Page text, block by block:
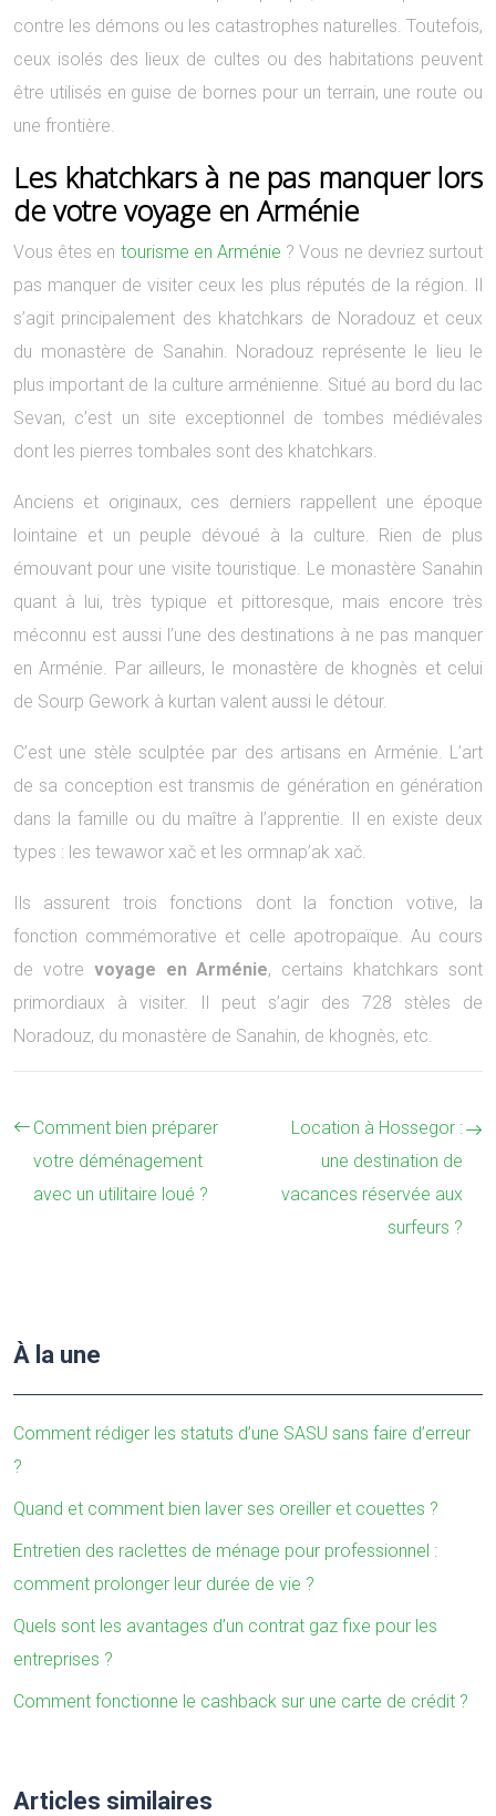
contre les démons ou les catastrophes naturelles. Toutefois,
ceux isolés des lieux de cultes ou des habitations peuvent
être utilisés en guise de bornes pour un terrain, une route ou
une frontière.
Les khatchkars à ne pas manquer lors
de votre voyage en Arménie
Vous êtes en tourisme en Arménie ? Vous ne devriez surtout
pas manquer de visiter ceux les plus réputés de la région. Il
s’agit principalement des khatchkars de Noradouz et ceux
du monastère de Sanahin. Noradouz représente le lieu le
plus important de la culture arménienne. Situé au bord du lac
Sevan, c’est un site exceptionnel de tombes médiévales
dont les pierres tombales sont des khatchkars.
Anciens et originaux, ces derniers rappellent une époque
lointaine et un peuple dévoué à la culture. Rien de plus
émouvant pour une visite touristique. Le monastère Sanahin
quant à lui, très typique et pittoresque, mais encore très
méconnu est aussi l’une des destinations à ne pas manquer
en Arménie. Par ailleurs, le monastère de khognès et celui
de Sourp Gework à kurtan valent aussi le détour.
C’est une stèle sculptée par des artisans en Arménie. L’art
de sa conception est transmis de génération en génération
dans la famille ou du maître à l’apprentie. Il en existe deux
types : les tewawor xač et les ormnap’ak xač.
Ils assurent trois fonctions dont la fonction votive, la
fonction commémorative et celle apotropaïque. Au cours
de votre voyage en Arménie, certains khatchkars sont
primordiaux à visiter. Il peut s’agir des 728 stèles de
Noradouz, du monastère de Sanahin, de khognès, etc.
Comment bien préparer
votre déménagement
avec un utilitaire loué ?
Location à Hossegor :
une destination de
vacances réservée aux
surfeurs ?
À la une
Comment rédiger les statuts d’une SASU sans faire d’erreur
?
Quand et comment bien laver ses oreiller et couettes ?
Entretien des raclettes de ménage pour professionnel :
comment prolonger leur durée de vie ?
Quels sont les avantages d’un contrat gaz fixe pour les
entreprises ?
Comment fonctionne le cashback sur une carte de crédit ?
Articles similaires